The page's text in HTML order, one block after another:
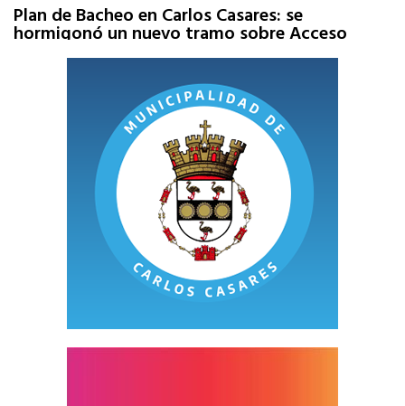
Plan de Bacheo en Carlos Casares: se
hormigonó un nuevo tramo sobre Acceso
Mouras